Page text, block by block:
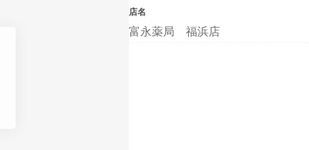
店名
富永薬局 福浜店